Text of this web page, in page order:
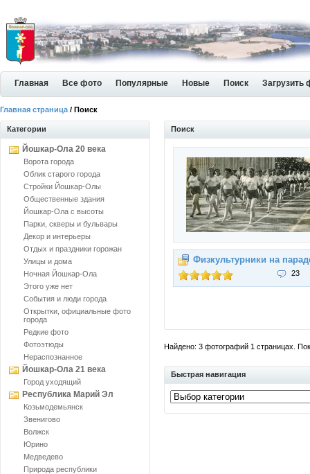
Главная Все фото Популярные Новые Поиск Загрузить
Главная страница / Поиск
Категории
Йошкар-Ола 20 века
Ворота города
Облик старого города
Стройки Йошкар-Олы
Общественные здания
Йошкар-Ола с высоты
Парки, скверы и бульвары
Декор и интерьеры
Отдых и праздники горожан
Улицы и дома
Ночная Йошкар-Ола
Этого уже нет
События и люди города
Открытки, официальные фото
города
Редкие фото
Фотоэтюды
Нераспознанное
Йошкар-Ола 21 века
Город уходящий
Республика Марий Эл
Козьмодемьянск
Звенигово
Волжск
Юрино
Медведево
Природа республики
Поиск
Физкультурники на
23
Найдено: 3 фотографий 1 страницах.
Быстрая навигация